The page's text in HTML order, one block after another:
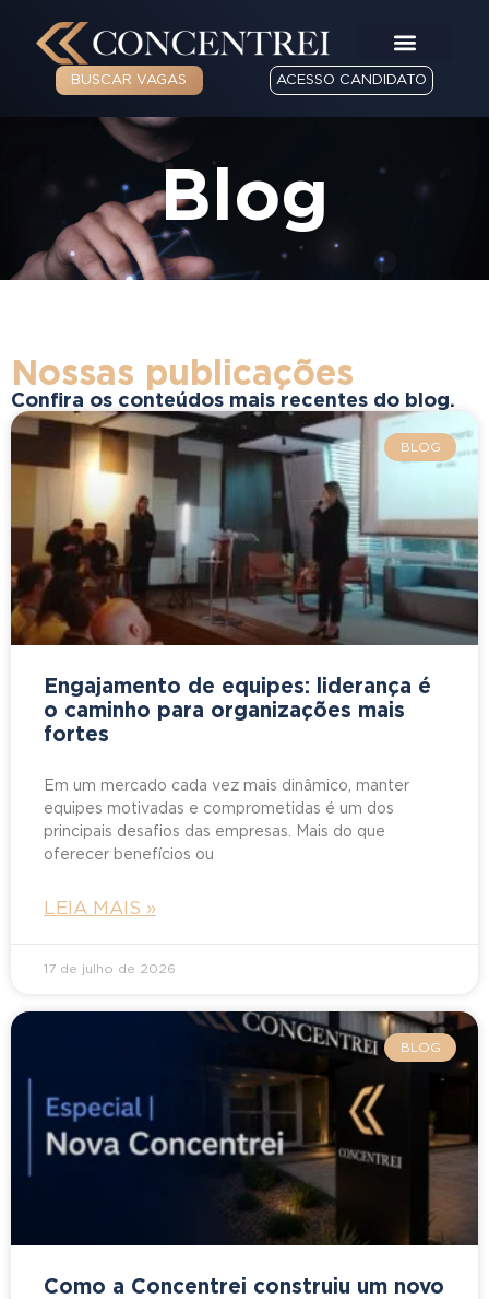
BUSCAR VAGAS ACESSO CANDIDATO
Blog
Nossas publicações
Confira os conteúdos mais recentes do blog.
BLOG
Engajamento de equipes: liderança é
o caminho para organizações mais
fortes
Em um mercado cada vez mais dinâmico, manter
equipes motivadas e comprometidas é um dos
principais desafios das empresas. Mais do que
oferecer benefícios ou
LEIA MAIS »
17 de julho de 2026
BLOG
Como a Concentrei construiu um novo